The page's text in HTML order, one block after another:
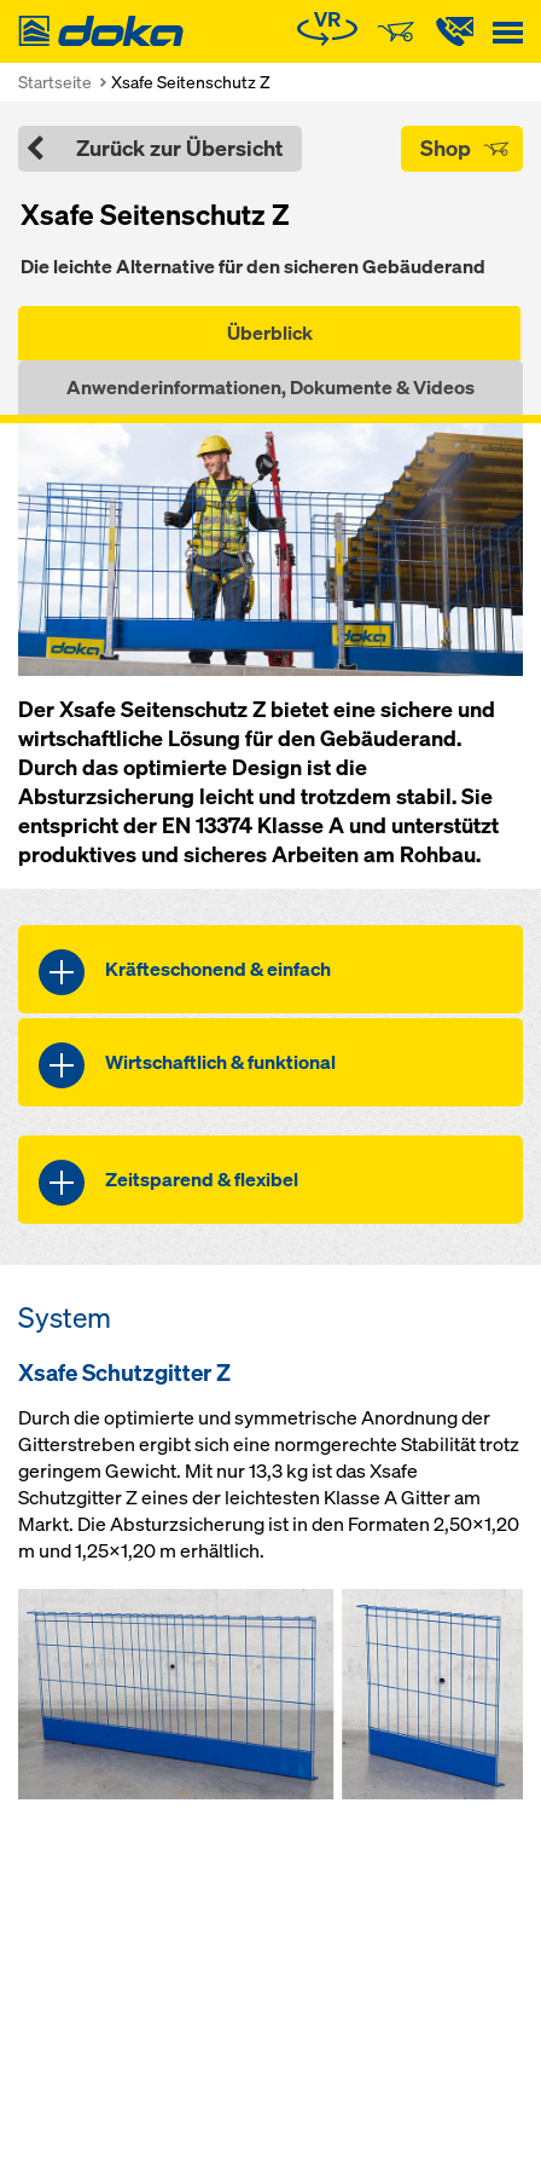
Doka
Startseite Xsafe Seitenschutz Z
Zurück zur Übersicht Shop
Xsafe Seitenschutz Z
Die leichte Alternative für den sicheren Gebäuderand
Überblick
Anwenderinformationen, Dokumente & Videos
Der Xsafe Seitenschutz Z bietet eine sichere und
wirtschaftliche Lösung für den Gebäuderand.
Durch das optimierte Design ist die
Absturzsicherung leicht und trotzdem stabil. Sie
entspricht der EN 13374 Klasse A und unterstützt
produktives und sicheres Arbeiten am Rohbau.
Kräfteschonend & einfach
mit nur 13,3 kg eines der
gestapelter Gitter dank
Wirtschaftlich & funktional
Grundfunktionen
ressourcenschonend dank
Zeitsparend & flexibel
einfach kombinierbar mit Doka-
unten)
individuell einsetzbar zur
Absturzsicherung am
Gebäuderand
System
Xsafe Schutzgitter Z
Durch die optimierte und symmetrische Anordnung der
Gitterstreben ergibt sich eine normgerechte Stabilität trotz
geringem Gewicht. Mit nur 13,3 kg ist das Xsafe
Schutzgitter Z eines der leichtesten Klasse A Gitter am
Markt. Die Absturzsicherung ist in den Formaten 2,50x1,20
m und 1,25x1,20 m erhältlich.